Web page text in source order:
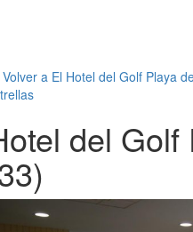
Volver a El Hotel del Golf Playa
del Golf